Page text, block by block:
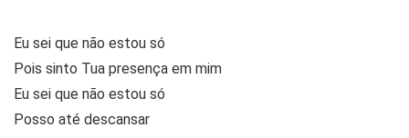
Eu sei que não estou só
Pois sinto Tua presença em mim
Eu sei que não estou só
Posso até descansar